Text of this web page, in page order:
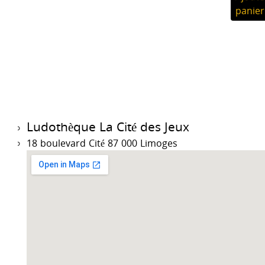
panier
Ludothèque La Cité des Jeux
18 boulevard Cité 87 000 Limoges